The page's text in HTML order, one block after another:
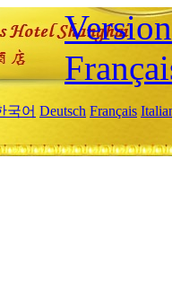
국어 Deutsch Français